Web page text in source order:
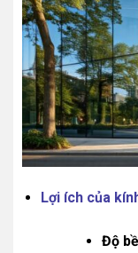
Lợi ích của
Độ